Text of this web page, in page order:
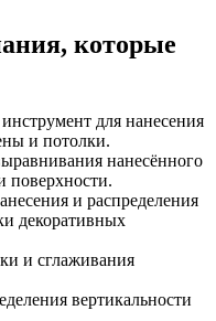
которые
для нанесения
и потолки.
нанесённого
поверхности.
и распределения
декоративных
и сглаживания
вертикальности